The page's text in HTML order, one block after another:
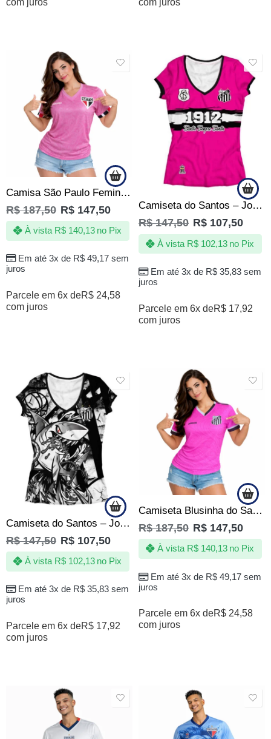
Camisa São Paulo Feminina Mulher Rosa Tricolor SPFC Oficial
R$187,50 R$ 147,50
Em até 3x de R$49,17sem
juros
À vista R$140,13 no Pix
Parcele em 6x deR$ 24,58
com juros
Camiseta do Santos – Jotaz – Sereias da vila – Feminina Rosa
R$147,50 R$ 107,50
Em até 3x de R$35,83sem
juros
À vista R$102,13 no Pix
Parcele em 6x deR$ 17,92
com juros
SALE
Camiseta do Santos – Jotaz – Orgulho que nem todos podem ter – Feminina
R$147,50 R$ 107,50
Em até 3x de R$35,83sem
juros
À vista R$102,13 no Pix
Parcele em 6x deR$ 17,92
com juros
Camiseta Blusinha do Santos Feminina Rosa Mulher Baby look
R$187,50 R$ 147,50
Em até 3x de R$49,17sem
juros
À vista R$140,13 no Pix
Parcele em 6x deR$ 24,58
com juros